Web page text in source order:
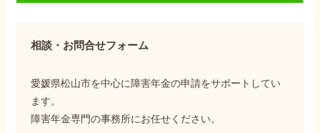
相談・お問合せフォーム
愛媛県松山市を中心に障害年金の申請をサポートしてい
ます。
障害年金専門の事務所にお任せください。